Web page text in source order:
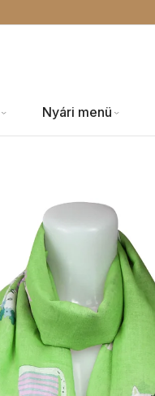
Nyári menü